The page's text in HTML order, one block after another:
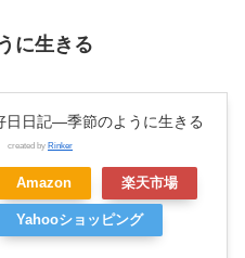
に生きる
日日記―季節のように生きる
created by Rinker
Amazon 楽天市場
Yahooショッピング